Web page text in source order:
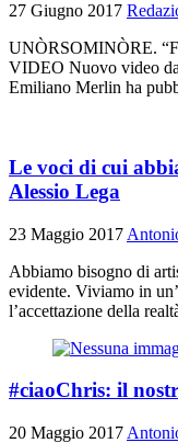
27 Giugno 2017
UNÒRSOMINÒRE.
VIDEO Nuovo video
Emiliano Merlin ha
Le voci di cui
Alessio Lega
23 Maggio 2017
Abbiamo bisogno di
evidente. Viviamo in
l’accettazione della
#ciaoChris: il
20 Maggio 2017